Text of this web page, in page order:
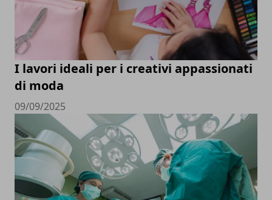
I lavori ideali per i creativi appassionati
di moda
09/09/2025